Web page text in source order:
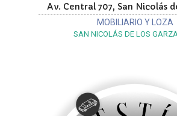
Av. Central 707, San Nicolás
MOBILIARIO Y LOZA
SAN NICOLÁS DE LOS